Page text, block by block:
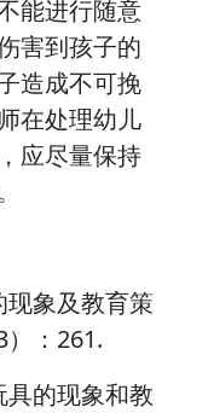
能进行随意
害到孩子的
造成不可挽
在处理幼儿
应尽量保持
象及教育策
）：261.
的现象和教